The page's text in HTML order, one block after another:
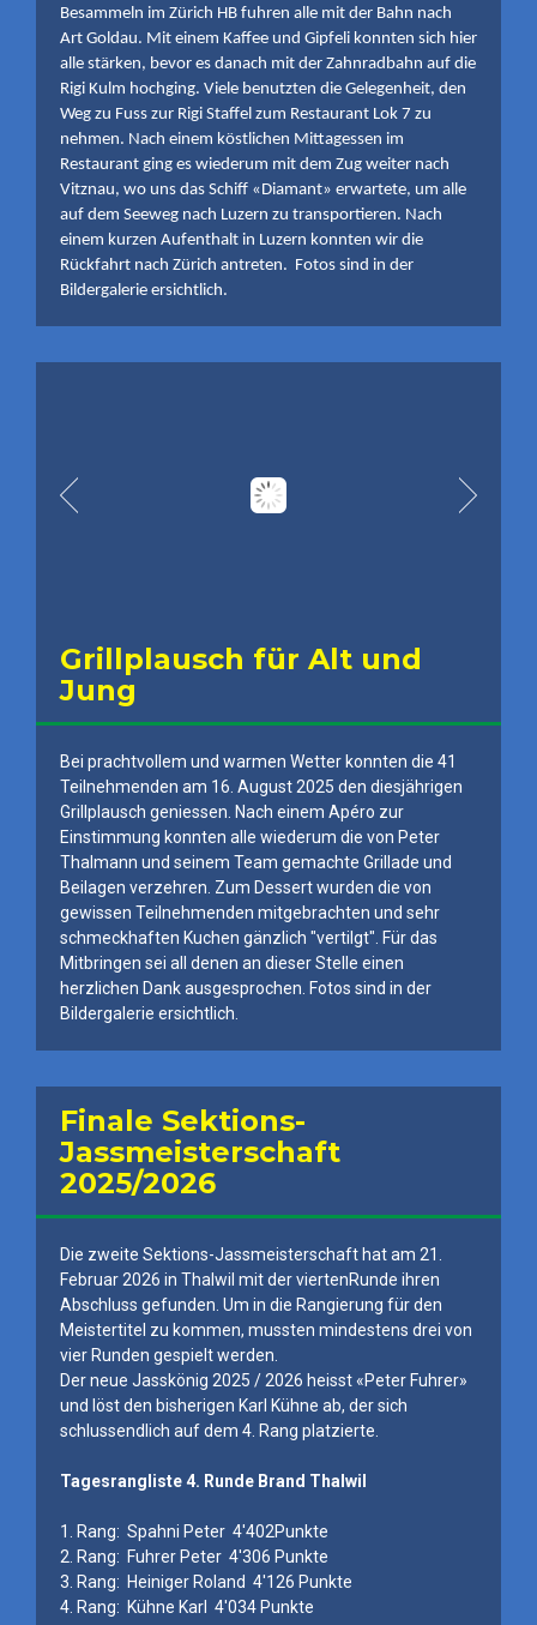
Besammeln im Zürich HB fuhren alle mit der Bahn nach
Art Goldau. Mit einem Kaffee und Gipfeli konnten sich hier
alle stärken, bevor es danach mit der Zahnradbahn auf die
Rigi Kulm hochging. Viele benutzten die Gelegenheit, den
Weg zu Fuss zur Rigi Staffel zum Restaurant Lok 7 zu
nehmen. Nach einem köstlichen Mittagessen im
Restaurant ging es wiederum mit dem Zug weiter nach
Vitznau, wo uns das Schiff «Diamant» erwartete, um alle
auf dem Seeweg nach Luzern zu transportieren. Nach
einem kurzen Aufenthalt in Luzern konnten wir die
Rückfahrt nach Zürich antreten. Fotos sind in der
Bildergalerie ersichtlich.
Grillplausch für Alt und
Jung
Bei prachtvollem und warmen Wetter konnten die 41
Teilnehmenden am 16. August 2025 den diesjährigen
Grillplausch geniessen. Nach einem Apéro zur
Einstimmung konnten alle wiederum die von Peter
Thalmann und seinem Team gemachte Grillade und
Beilagen verzehren. Zum Dessert wurden die von
gewissen Teilnehmenden mitgebrachten und sehr
schmeckhaften Kuchen gänzlich "vertilgt". Für das
Mitbringen sei all denen an dieser Stelle einen
herzlichen Dank ausgesprochen. Fotos sind in der
Bildergalerie ersichtlich.
Finale Sektions-
Jassmeisterschaft
2025/2026
Die zweite Sektions-Jassmeisterschaft hat am 21.
Februar 2026 in Thalwil mit der viertenRunde ihren
Abschluss gefunden. Um in die Rangierung für den
Meistertitel zu kommen, mussten mindestens drei von
vier Runden gespielt werden.
Der neue Jasskönig 2025 / 2026 heisst «Peter Fuhrer»
und löst den bisherigen Karl Kühne ab, der sich
schlussendlich auf dem 4. Rang platzierte.
Tagesrangliste 4. Runde Brand Thalwil
1. Rang: Spahni Peter 4'402Punkte
2. Rang: Fuhrer Peter 4'306 Punkte
3. Rang: Heiniger Roland 4'126 Punkte
4. Rang: Kühne Karl 4'034 Punkte